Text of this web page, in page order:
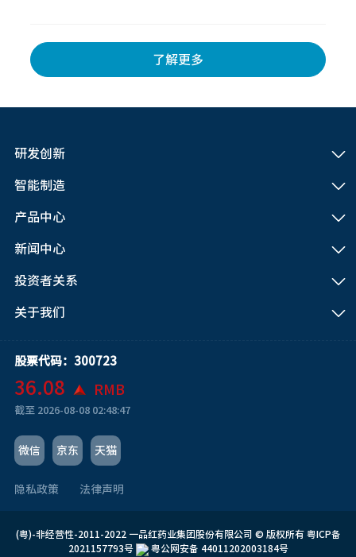
了解更多
研发创新
智能制造
产品中心
新闻中心
投资者关系
关于我们
股票代码：300723
36.08 RMB
截至 2026-08-08 02:48:47
微信 京东 天猫
隐私政策 法律声明
(粤)-非经营性-2011-2022 一品红药业集团股份有限公司 © 版权所有 粤ICP备
2021157793号
粤公网安备 44011202003184号